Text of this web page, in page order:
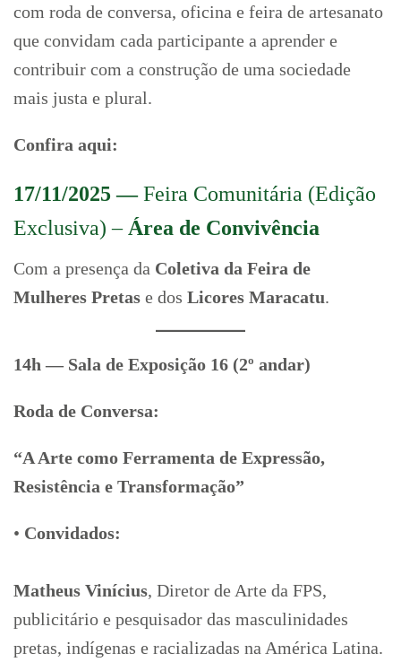
com roda de conversa, oficina e feira de artesanato
que convidam cada participante a aprender e
contribuir com a construção de uma sociedade
mais justa e plural.
Confira aqui:
17/11/2025 —Feira Comunitária (Edição
Exclusiva) – Área de Convivência
Com a presença da Coletiva da Feira de
Mulheres Pretas e dos Licores Maracatu.
14h — Sala de Exposição 16 (2º andar)
Roda de Conversa:
“A Arte como Ferramenta de Expressão,
Resistência e Transformação”
• Convidados:
Matheus Vinícius, Diretor de Arte da FPS,
publicitário e pesquisador das masculinidades
pretas, indígenas e racializadas na América Latina.